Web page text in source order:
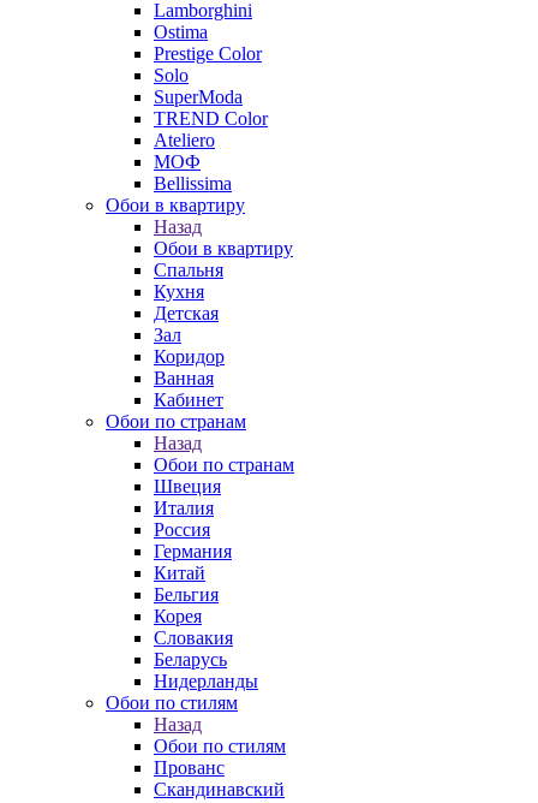
Lamborghini
Ostima
Prestige Color
Solo
SuperModa
TREND Color
Ateliero
МОФ
Bellissima
Обои в квартиру
Назад
Обои в квартиру
Спальня
Кухня
Детская
Зал
Коридор
Ванная
Кабинет
Обои по странам
Назад
Обои по странам
Швеция
Италия
Россия
Германия
Китай
Бельгия
Корея
Словакия
Беларусь
Нидерланды
Обои по стилям
Назад
Обои по стилям
Прованс
Скандинавский